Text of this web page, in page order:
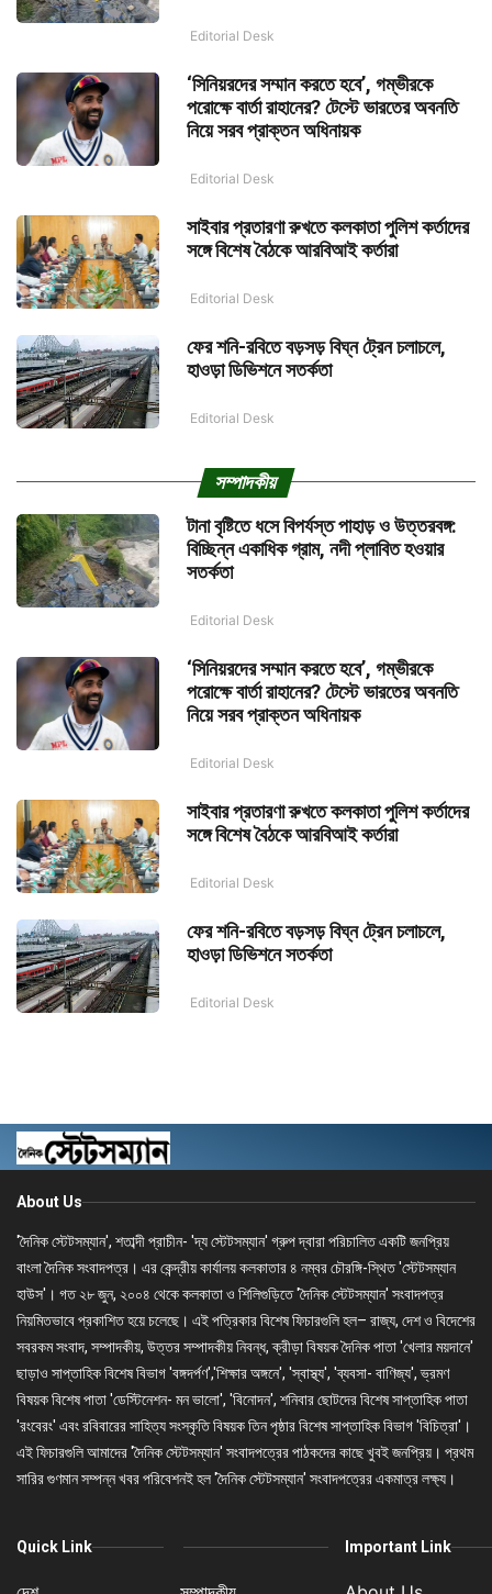
Editorial Desk
‘সিনিয়রদের সম্মান করতে হবে’, গম্ভীরকে
পরোক্ষে বার্তা রাহানের? টেস্টে ভারতের অবনতি
নিয়ে সরব প্রাক্তন অধিনায়ক
Editorial Desk
সাইবার প্রতারণা রুখতে কলকাতা পুলিশ কর্তাদের
সঙ্গে বিশেষ বৈঠকে আরবিআই কর্তারা
Editorial Desk
ফের শনি-রবিতে বড়সড় বিঘ্ন ট্রেন চলাচলে,
হাওড়া ডিভিশনে সতর্কতা
Editorial Desk
সম্পাদকীয়
টানা বৃষ্টিতে ধসে বিপর্যস্ত পাহাড় ও উত্তরবঙ্গ:
বিচ্ছিন্ন একাধিক গ্রাম, নদী প্লাবিত হওয়ার
সতর্কতা
Editorial Desk
‘সিনিয়রদের সম্মান করতে হবে’, গম্ভীরকে
পরোক্ষে বার্তা রাহানের? টেস্টে ভারতের অবনতি
নিয়ে সরব প্রাক্তন অধিনায়ক
Editorial Desk
সাইবার প্রতারণা রুখতে কলকাতা পুলিশ কর্তাদের
সঙ্গে বিশেষ বৈঠকে আরবিআই কর্তারা
Editorial Desk
ফের শনি-রবিতে বড়সড় বিঘ্ন ট্রেন চলাচলে,
হাওড়া ডিভিশনে সতর্কতা
Editorial Desk
About Us
'দৈনিক স্টেটসম্যান', শতাব্দী প্রাচীন- 'দ্য স্টেটসম্যান' গ্রুপ দ্বারা পরিচালিত একটি জনপ্রিয়
বাংলা দৈনিক সংবাদপত্র। এর কেন্দ্রীয় কার্যালয় কলকাতার ৪ নম্বর চৌরঙ্গি-স্থিত 'স্টেটসম্যান
হাউস'। গত ২৮ জুন, ২০০৪ থেকে কলকাতা ও শিলিগুড়িতে 'দৈনিক স্টেটসম্যান' সংবাদপত্র
নিয়মিতভাবে প্রকাশিত হয়ে চলেছে। এই পত্রিকার বিশেষ ফিচারগুলি হল– রাজ্য, দেশ ও বিদেশের
সবরকম সংবাদ, সম্পাদকীয়, উত্তর সম্পাদকীয় নিবন্ধ, ক্রীড়া বিষয়ক দৈনিক পাতা 'খেলার ময়দানে'
ছাড়াও সাপ্তাহিক বিশেষ বিভাগ 'বঙ্গদর্পণ','শিক্ষার অঙ্গনে', 'স্বাস্থ্য', 'ব্যবসা- বাণিজ্য', ভ্রমণ
বিষয়ক বিশেষ পাতা 'ডেস্টিনেশন- মন ভালো', 'বিনোদন', শনিবার ছোটদের বিশেষ সাপ্তাহিক পাতা
'রংবেরং' এবং রবিবারের সাহিত্য সংস্কৃতি বিষয়ক তিন পৃষ্ঠার বিশেষ সাপ্তাহিক বিভাগ 'বিচিত্রা'।
এই ফিচারগুলি আমাদের 'দৈনিক স্টেটসম্যান' সংবাদপত্রের পাঠকদের কাছে খুবই জনপ্রিয়। প্রথম
সারির গুণমান সম্পন্ন খবর পরিবেশনই হল 'দৈনিক স্টেটসম্যান' সংবাদপত্রের একমাত্র লক্ষ্য।
Quick Link Important Link